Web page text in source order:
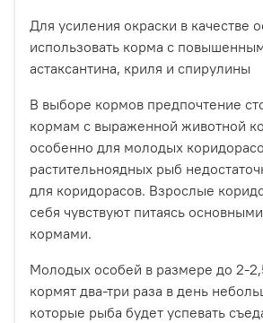
Для усиления окраски в качестве
использовать корма с
астаксантина, криля и спирулины
В выборе кормов предпочтение
кормам с выраженной животной
особенно для молодых
растительноядных рыб
для коридорасов. Взрослые
себя чувствуют питаясь
кормами.
Молодых особей в размере до 2-
кормят два-три раза в день
которые рыба будет успевать